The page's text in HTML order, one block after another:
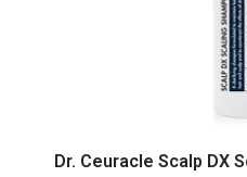
Dr. Ceuracle Scalp DX